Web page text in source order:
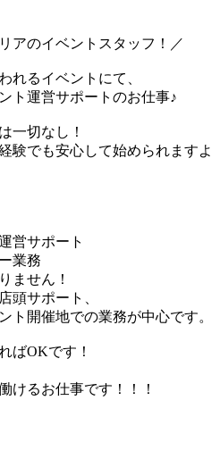
アのイベントスタッフ！／
れるイベントにて、
ト運営サポートのお仕事♪
一切なし！
験でも安心して始められますよ
営サポート
業務
ません！
頭サポート、
ト開催地での業務が中心です。
ばOKです！
けるお仕事です！！！